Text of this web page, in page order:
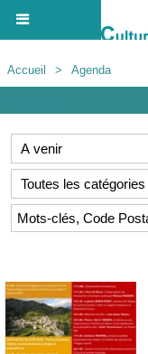
Accueil > Agenda